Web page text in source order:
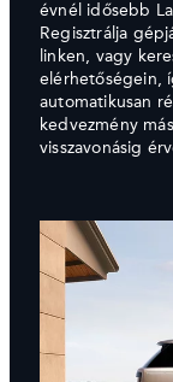
évnél idősebb
Regisztrálja
linken, vagy
elérhetőségein,
automatikusan
kedvezmény
visszavonásig